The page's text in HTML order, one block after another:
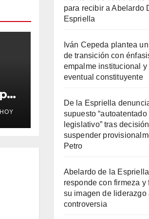
para recibir a Abelardo
Espriella
Iván Cepeda plantea
de transición con
empalme institucional y
eventual constituyente
De la Espriella
supuesto “autoatentado
legislativo” tras
suspender
Petro
Abelardo de la Espriella
responde con firmeza y
su imagen de liderazgo
controversia